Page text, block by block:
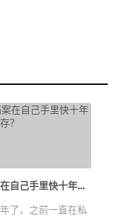
大专档案在自己手里快十年了，怎么...
了，之前一直在私